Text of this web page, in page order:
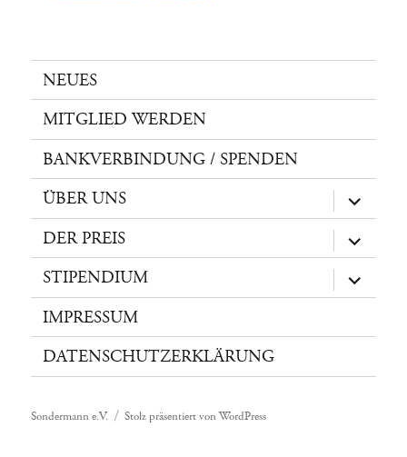
NEUES
MITGLIED WERDEN
BANKVERBINDUNG / SPENDEN
ÜBER UNS
öffnen
DER PREIS
öffnen
STIPENDIUM
öffnen
IMPRESSUM
DATENSCHUTZERKLÄRUNG
Sondermann e.V. Stolz präsentiert von WordPress